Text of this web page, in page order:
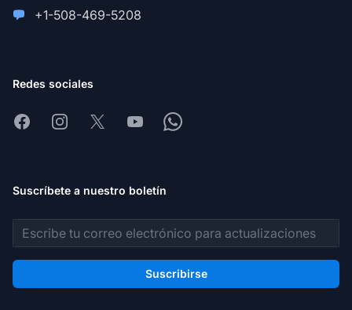
+1-508-469-5208
Redes sociales
FacebookInstagram
X YoutubeWhatsapp
Suscríbete a nuestro boletín
Dirección de correo electrónico
Suscribirse